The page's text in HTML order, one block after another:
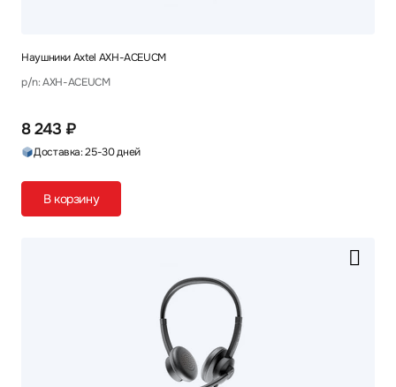
Наушники Axtel AXH-ACEUCM
p/n: AXH-ACEUCM
8 243 ₽
Доставка: 25-30 дней
В корзину